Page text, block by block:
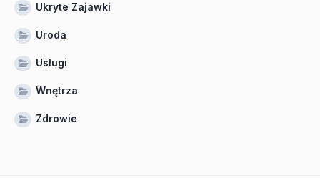
Ukryte Zajawki
Uroda
Usługi
Wnętrza
Zdrowie